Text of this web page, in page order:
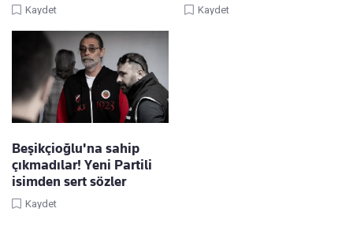
Kaydet Kaydet
Beşikçioğlu'na sahip
çıkmadılar! Yeni Partili
isimden sert sözler
Kaydet